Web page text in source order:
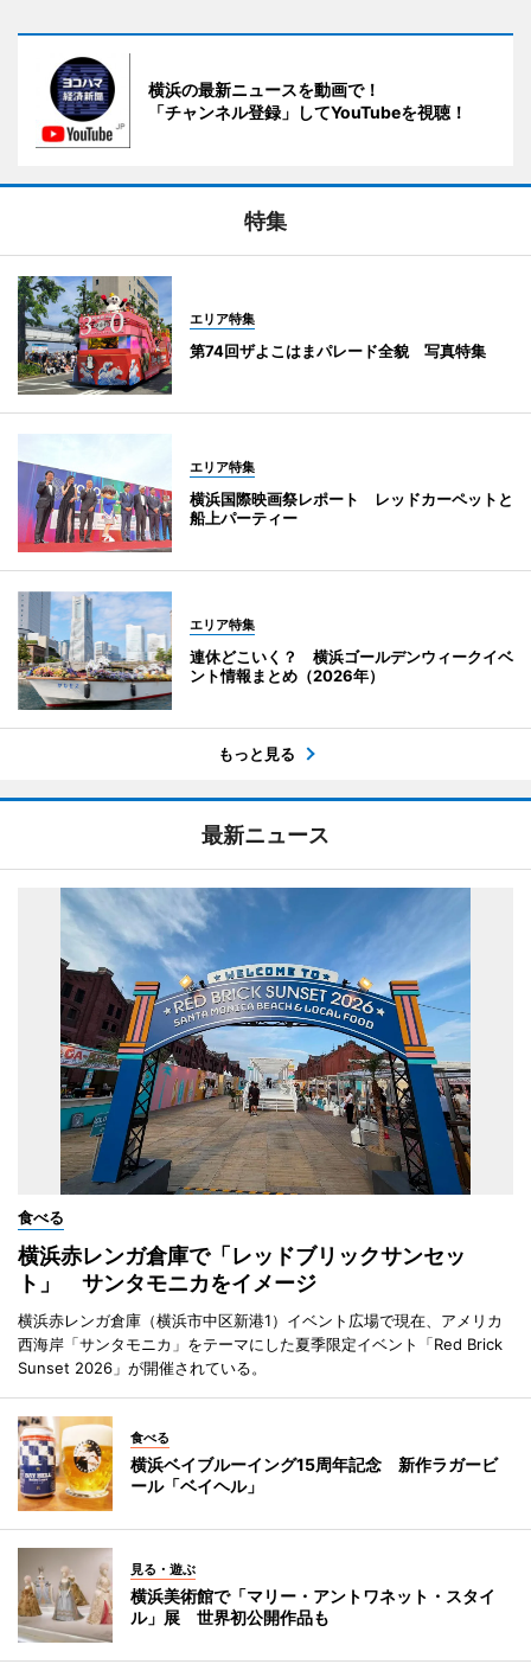
横浜の最新ニュースを動画で！
「チャンネル登録」してYouTubeを視聴！
特集
エリア特集
第74回ザよこはまパレード全貌 写真特集
エリア特集
横浜国際映画祭レポート レッドカーペットと
船上パーティー
エリア特集
連休どこいく？ 横浜ゴールデンウィークイベ
ント情報まとめ（2026年）
もっと見る
最新ニュース
食べる
横浜赤レンガ倉庫で「レッドブリックサンセッ
ト」 サンタモニカをイメージ
横浜赤レンガ倉庫（横浜市中区新港1）イベント広場で現在、アメリカ
西海岸「サンタモニカ」をテーマにした夏季限定イベント「Red Brick
Sunset 2026」が開催されている。
食べる
横浜ベイブルーイング15周年記念 新作ラガービ
ール「ベイヘル」
見る・遊ぶ
横浜美術館で「マリー・アントワネット・スタイ
ル」展 世界初公開作品も